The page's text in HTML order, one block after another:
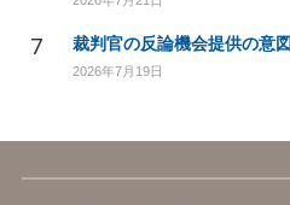
7 裁判官の反論機会提供の意
2026年7月19日